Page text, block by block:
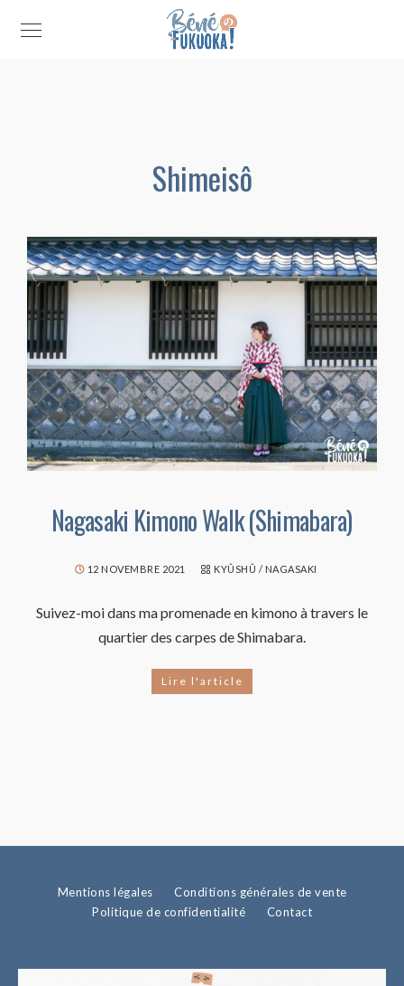
Shimeisô
Nagasaki Kimono Walk (Shimabara)
12 NOVEMBRE 2021 KYÛSHÛ / NAGASAKI
Suivez-moi dans ma promenade en kimono à travers le
quartier des carpes de Shimabara.
Lire l'article
Mentions légales
Conditions générales de vente
Politique de confidentialité
Contact